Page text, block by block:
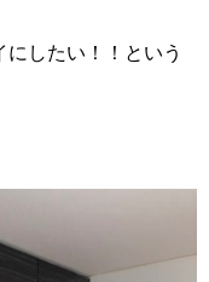
したい！！という